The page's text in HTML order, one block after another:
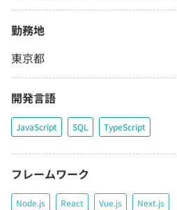
勤務地
東京都
開発言語
JavaScript SQL TypeScript
フレームワーク
Node.js React Vue.js Next.js